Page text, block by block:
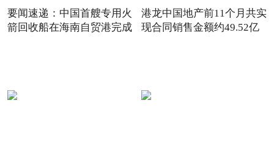
要闻速递：中国首艘专用火
箭回收船在海南自贸港完成
港龙中国地产前11个月共实
现合同销售金额约49.52亿